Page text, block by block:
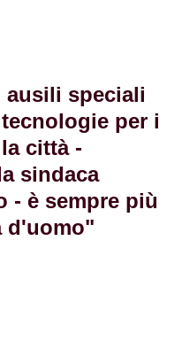
ausili speciali
per i
città -
sindaca
- è sempre più
d'uomo"